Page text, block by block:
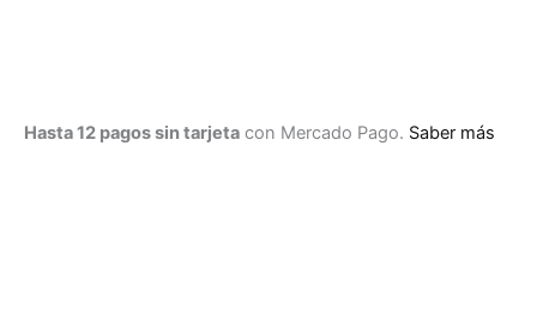
Hasta 12 pagos sin tarjeta con Mercado Pago. Saber más